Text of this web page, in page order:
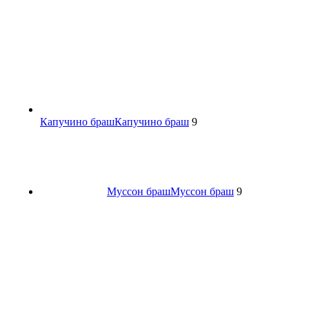
Капучино брашКапучино браш 9
Муссон брашМуссон браш 9